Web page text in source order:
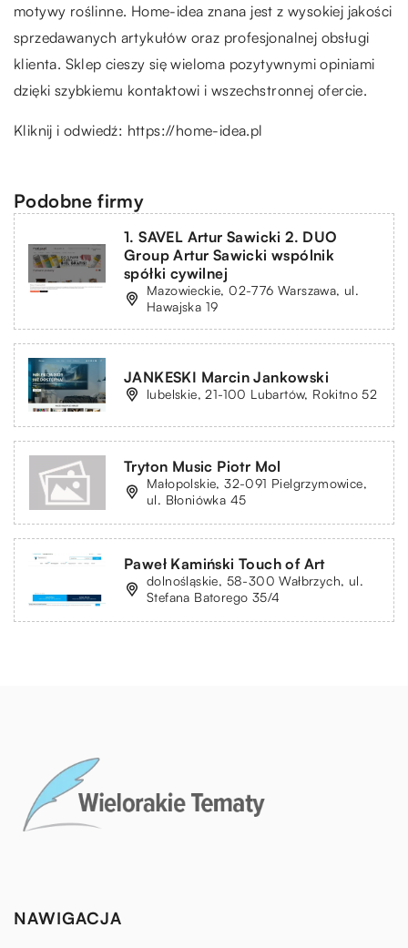
motywy roślinne. Home-idea znana jest z wysokiej jakości
sprzedawanych artykułów oraz profesjonalnej obsługi
klienta. Sklep cieszy się wieloma pozytywnymi opiniami
dzięki szybkiemu kontaktowi i wszechstronnej ofercie.
Kliknij i odwiedź: https://home-idea.pl
Podobne firmy
1. SAVEL Artur Sawicki 2. DUO
Group Artur Sawicki wspólnik
spółki cywilnej
Mazowieckie, 02-776 Warszawa, ul.
Hawajska 19
JANKESKI Marcin Jankowski
lubelskie, 21-100 Lubartów, Rokitno 52
Tryton Music Piotr Mol
Małopolskie, 32-091 Pielgrzymowice,
ul. Błoniówka 45
Paweł Kamiński Touch of Art
dolnośląskie, 58-300 Wałbrzych, ul.
Stefana Batorego 35/4
NAWIGACJA